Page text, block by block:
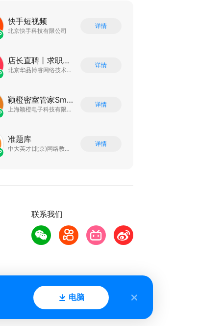
快手短视频
北京快手科技有限公司
详情
店长直聘丨求职招聘找工作
北京华品博睿网络技术有限公司
详情
颖橙密室管家SmartOrange
上海颖橙电子科技有限公司
详情
准题库
中大英才(北京)网络教育科技有限公司
详情
联系我们
电脑